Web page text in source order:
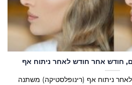
חודש אחר חודש לאחר ניתוח אף
ניתוח אף (רינופלסטיקה) משתנה